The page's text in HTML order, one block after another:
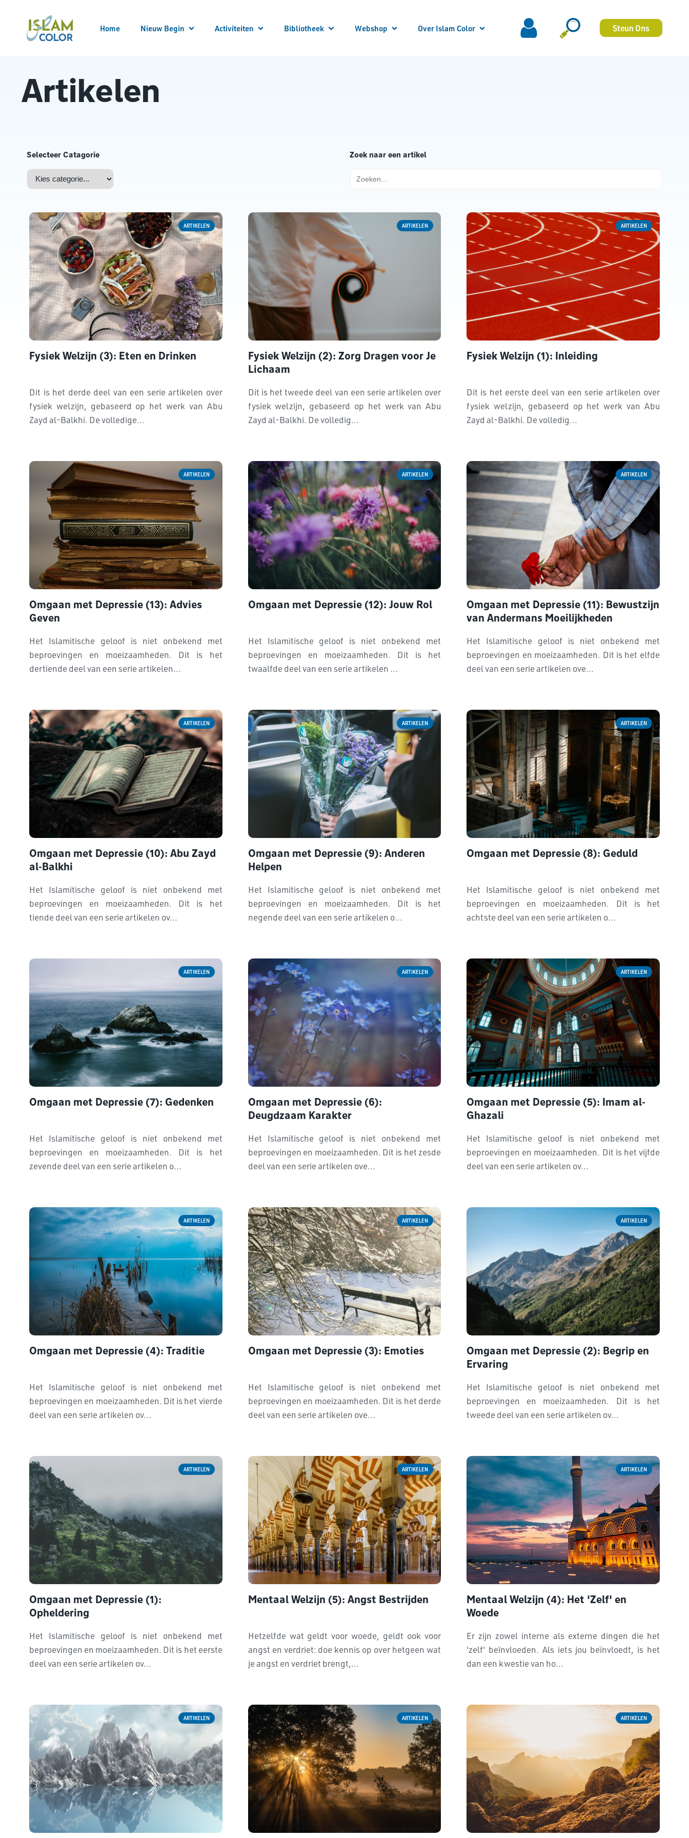
Home Nieuw Begin Activiteiten Bibliotheek Webshop Over Islam Color Steun Ons
Artikelen
Selecteer Catagorie
Zoek naar een artikel
naar:
ARTIKELEN
Fysiek Welzijn (3): Eten en Drinken
Dit is het derde deel van een serie artikelen over
fysiek welzijn, gebaseerd op het werk van Abu
Zayd al-Balkhi. De volledige...
ARTIKELEN
Fysiek Welzijn (2): Zorg Dragen voor Je
Lichaam
Dit is het tweede deel van een serie artikelen over
fysiek welzijn, gebaseerd op het werk van Abu
Zayd al-Balkhi. De volledig...
ARTIKELEN
Fysiek Welzijn (1): Inleiding
Dit is het eerste deel van een serie artikelen over
fysiek welzijn, gebaseerd op het werk van Abu
Zayd al-Balkhi. De volledig...
ARTIKELEN
Omgaan met Depressie (13): Advies
Geven
Het Islamitische geloof is niet onbekend met
beproevingen en moeizaamheden. Dit is het
dertiende deel van een serie artikelen...
ARTIKELEN
Omgaan met Depressie (12): Jouw Rol
Het Islamitische geloof is niet onbekend met
beproevingen en moeizaamheden. Dit is het
twaalfde deel van een serie artikelen ...
ARTIKELEN
Omgaan met Depressie (11): Bewustzijn
van Andermans Moeilijkheden
Het Islamitische geloof is niet onbekend met
beproevingen en moeizaamheden. Dit is het elfde
deel van een serie artikelen ove...
ARTIKELEN
Omgaan met Depressie (10): Abu Zayd
al-Balkhi
Het Islamitische geloof is niet onbekend met
beproevingen en moeizaamheden. Dit is het
tiende deel van een serie artikelen ov...
ARTIKELEN
Omgaan met Depressie (9): Anderen
Helpen
Het Islamitische geloof is niet onbekend met
beproevingen en moeizaamheden. Dit is het
negende deel van een serie artikelen o...
ARTIKELEN
Omgaan met Depressie (8): Geduld
Het Islamitische geloof is niet onbekend met
beproevingen en moeizaamheden. Dit is het
achtste deel van een serie artikelen o...
ARTIKELEN
Omgaan met Depressie (7): Gedenken
Het Islamitische geloof is niet onbekend met
beproevingen en moeizaamheden. Dit is het
zevende deel van een serie artikelen o...
ARTIKELEN
Omgaan met Depressie (6):
Deugdzaam Karakter
Het Islamitische geloof is niet onbekend met
beproevingen en moeizaamheden. Dit is het zesde
deel van een serie artikelen ove...
ARTIKELEN
Omgaan met Depressie (5): Imam al-
Ghazali
Het Islamitische geloof is niet onbekend met
beproevingen en moeizaamheden. Dit is het vijfde
deel van een serie artikelen ov...
ARTIKELEN
Omgaan met Depressie (4): Traditie
Het Islamitische geloof is niet onbekend met
beproevingen en moeizaamheden. Dit is het vierde
deel van een serie artikelen ov...
ARTIKELEN
Omgaan met Depressie (3): Emoties
Het Islamitische geloof is niet onbekend met
beproevingen en moeizaamheden. Dit is het derde
deel van een serie artikelen ove...
ARTIKELEN
Omgaan met Depressie (2): Begrip en
Ervaring
Het Islamitische geloof is niet onbekend met
beproevingen en moeizaamheden. Dit is het
tweede deel van een serie artikelen ov...
ARTIKELEN
Omgaan met Depressie (1):
Opheldering
Het Islamitische geloof is niet onbekend met
beproevingen en moeizaamheden. Dit is het eerste
deel van een serie artikelen ov...
ARTIKELEN
Mentaal Welzijn (5): Angst Bestrijden
Hetzelfde wat geldt voor woede, geldt ook voor
angst en verdriet: doe kennis op over hetgeen wat
je angst en verdriet brengt,...
ARTIKELEN
Mentaal Welzijn (4): Het 'Zelf' en
Woede
Er zijn zowel interne als externe dingen die het
'zelf' beïnvloeden. Als iets jou beïnvloedt, is het
dan een kwestie van ho...
ARTIKELEN ARTIKELEN ARTIKELEN